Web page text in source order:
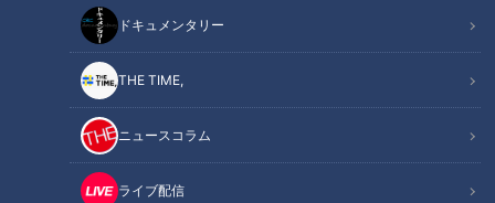
ドキュメンタリー
THE TIME,
ニュースコラム
ライブ配信
材料（2人分）
作り方
オススメ関連コンテンツ